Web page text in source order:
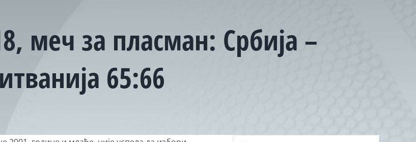
меч за пласман: Србија –
65:66